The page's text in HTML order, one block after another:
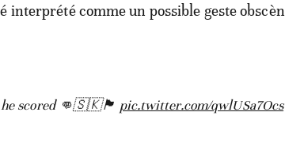
interprété comme un possible geste
he scored 👊🇸🇰🏴󠁧󠁢󠁥󠁮󠁧󠁿 pic.twitter.com/qwlUSa7Ocs